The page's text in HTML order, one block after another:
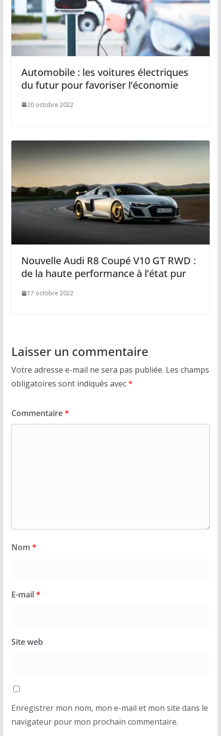
Automobile : les voitures électriques
du futur pour favoriser l’économie
20 octobre 2022
Nouvelle Audi R8 Coupé V10 GT RWD :
de la haute performance à l’état pur
17 octobre 2022
Laisser un commentaire
Votre adresse e-mail ne sera pas publiée. Les champs
obligatoires sont indiqués avec*
Commentaire*
Nom *
E-mail*
Site web
Enregistrer mon nom, mon e-mail et mon site dans le
navigateur pour mon prochain commentaire.